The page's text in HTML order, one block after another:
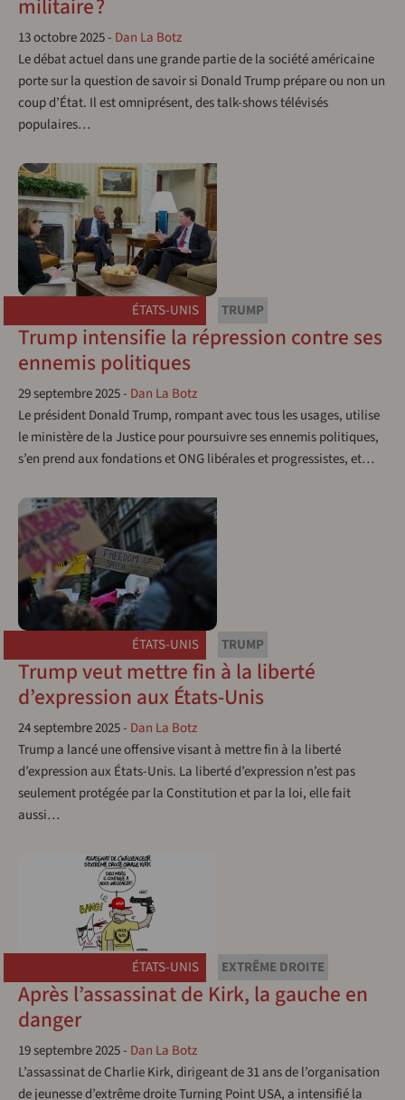
militaire ?
13 octobre 2025- Dan La Botz
Le débat actuel dans une grande partie de la société américaine
porte sur la question de savoir si Donald Trump prépare ou non un
coup d’État. Il est omniprésent, des talk-shows télévisés
populaires…
ÉTATS-UNIS TRUMP
Trump intensifie la répression contre ses
ennemis politiques
29 septembre 2025- Dan La Botz
Le président Donald Trump, rompant avec tous les usages, utilise
le ministère de la Justice pour poursuivre ses ennemis politiques,
s’en prend aux fondations et ONG libérales et progressistes, et…
ÉTATS-UNIS TRUMP
Trump veut mettre fin à la liberté
d’expression aux États-Unis
24 septembre 2025- Dan La Botz
Trump a lancé une offensive visant à mettre fin à la liberté
d’expression aux États-Unis. La liberté d’expression n’est pas
seulement protégée par la Constitution et par la loi, elle fait
aussi…
ÉTATS-UNIS EXTRÊME DROITE
Après l’assassinat de Kirk, la gauche en
danger
19 septembre 2025- Dan La Botz
L’assassinat de Charlie Kirk, dirigeant de 31 ans de l’organisation
de jeunesse d’extrême droite Turning Point USA, a intensifié la